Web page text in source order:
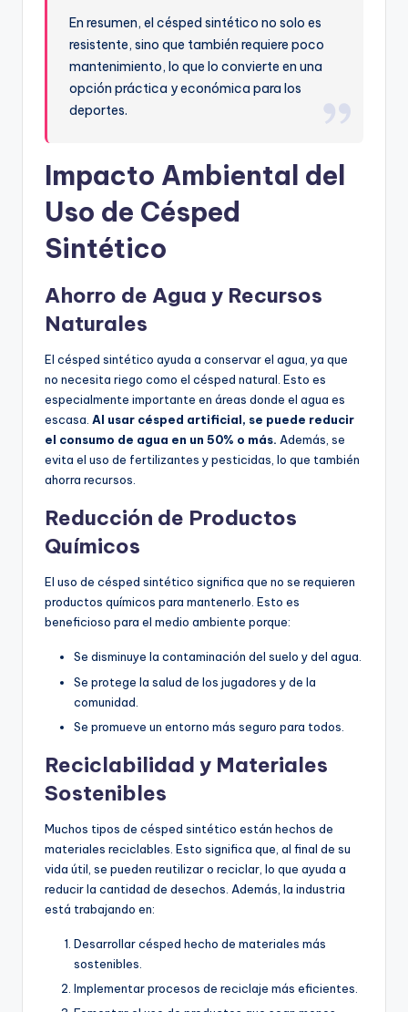
En resumen, el césped sintético no solo es
resistente, sino que también requiere poco
mantenimiento, lo que lo convierte en una
opción práctica y económica para los
deportes.
Impacto Ambiental del
Uso de Césped
Sintético
Ahorro de Agua y Recursos
Naturales
El césped sintético ayuda a conservar el agua, ya que
no necesita riego como el césped natural. Esto es
especialmente importante en áreas donde el agua es
escasa. Al usar césped artificial, se puede reducir
el consumo de agua en un 50% o más. Además, se
evita el uso de fertilizantes y pesticidas, lo que también
ahorra recursos.
Reducción de Productos
Químicos
El uso de césped sintético significa que no se requieren
productos químicos para mantenerlo. Esto es
beneficioso para el medio ambiente porque:
Se disminuye la contaminación del suelo y del agua.
Se protege la salud de los jugadores y de la
comunidad.
Se promueve un entorno más seguro para todos.
Reciclabilidad y Materiales
Sostenibles
Muchos tipos de césped sintético están hechos de
materiales reciclables. Esto significa que, al final de su
vida útil, se pueden reutilizar o reciclar, lo que ayuda a
reducir la cantidad de desechos. Además, la industria
está trabajando en:
Desarrollar césped hecho de materiales más
sostenibles.
Implementar procesos de reciclaje más eficientes.